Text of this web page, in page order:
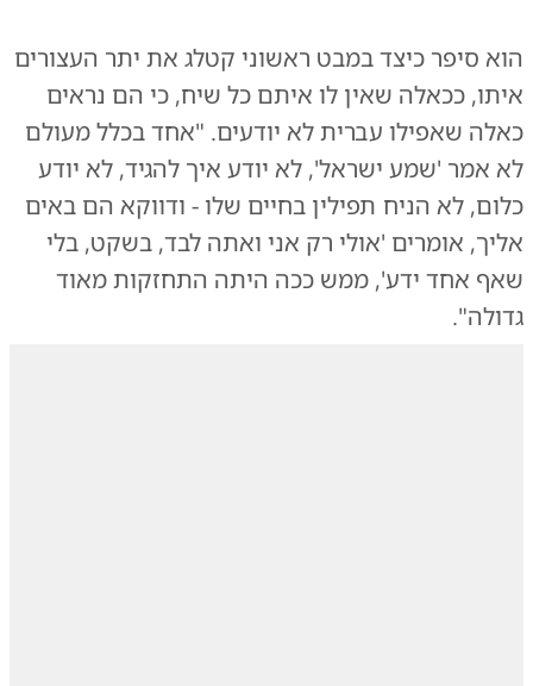
הוא סיפר כיצד במבט ראשוני קטלג את יתר העצורים
איתו, ככאלה שאין לו איתם כל שיח, כי הם נראים
כאלה שאפילו עברית לא יודעים. "אחד בכלל מעולם
לא אמר 'שמע ישראל', לא יודע איך להגיד, לא יודע
כלום, לא הניח תפילין בחיים שלו - ודווקא הם באים
אליך, אומרים 'אולי רק אני ואתה לבד, בשקט, בלי
שאף אחד ידע', ממש ככה היתה התחזקות מאוד
גדולה".